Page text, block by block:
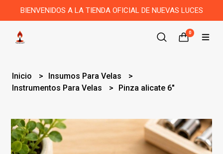
BIENVENIDOS A LA TIENDA OFICIAL DE NUEVAS LUCES
0
Inicio
Insumos Para Velas
Instrumentos Para Velas
Pinza alicate 6"